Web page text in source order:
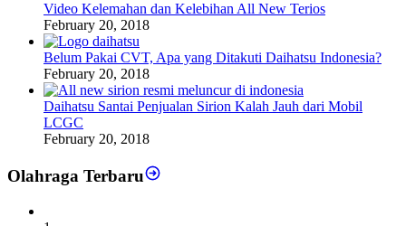
Video Kelemahan dan Kelebihan All New Terios
February 20, 2018
Belum Pakai CVT, Apa yang Ditakuti Daihatsu Indonesia?
February 20, 2018
Daihatsu Santai Penjualan Sirion Kalah Jauh dari Mobil
LCGC
February 20, 2018
Olahraga Terbaru